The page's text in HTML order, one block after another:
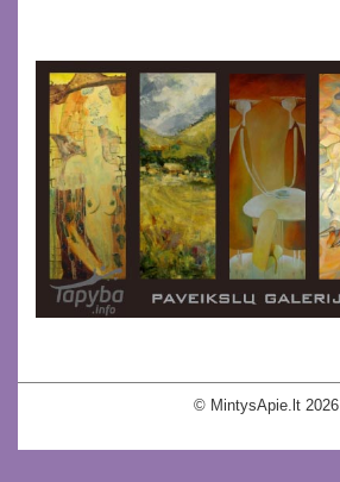
© MintysApie.lt 2026